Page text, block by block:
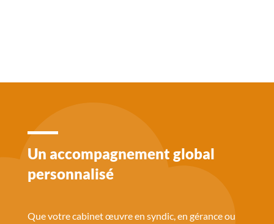
Un accompagnement global
personnalisé
Que votre cabinet œuvre en syndic, en gérance ou